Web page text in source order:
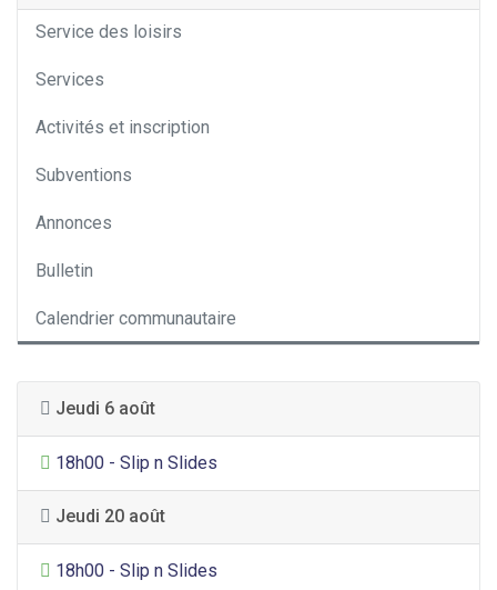
Service des loisirs
Services
Activités et inscription
Subventions
Annonces
Bulletin
Calendrier communautaire
Jeudi 6 août
Divertissement général
18h00 - Slip n Slides
Jeudi 20 août
Divertissement général
18h00 - Slip n Slides